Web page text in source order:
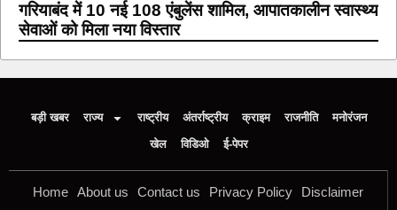
गरियाबंद में 10 नई 108 एंबुलेंस शामिल, आपातकालीन स्वास्थ्य
सेवाओं को मिला नया विस्तार
बड़ी खबर राज्य राष्ट्रीय अंतर्राष्ट्रीय क्राइम राजनीति
मनोरंजन
खेल
विडिओ ई-पेपर
Home About us Contact us Privacy Policy
Disclaimer